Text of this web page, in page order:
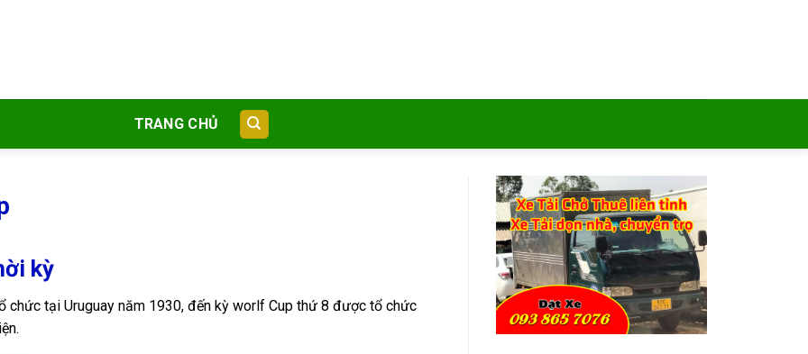
TRANG CHỦ
kỳ
tại Uruguay năm 1930, đến kỳ worlf Cup thứ 8 được tổ chức